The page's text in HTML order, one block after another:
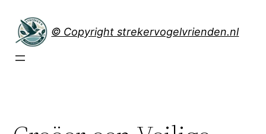
naar
inhoud
© Copyright strekervogelvrienden.nl